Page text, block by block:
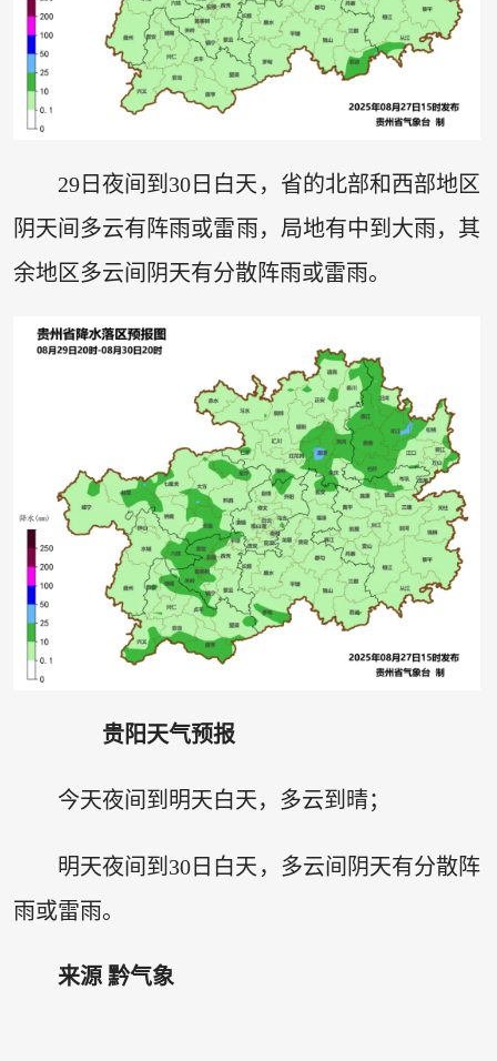
29日夜间到30日白天，省的北部和西部地区
阴天间多云有阵雨或雷雨，局地有中到大雨，其
余地区多云间阴天有分散阵雨或雷雨。
贵阳天气预报
今天夜间到明天白天，多云到晴；
明天夜间到30日白天，多云间阴天有分散阵
雨或雷雨。
来源 黔气象